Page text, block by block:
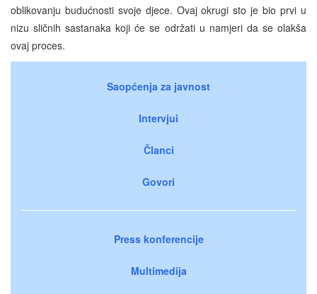
oblikovanju budućnosti svoje djece. Ovaj okrugi sto je bio prvi u
nizu sličnih sastanaka koji će se održati u namjeri da se olakša
ovaj proces.
Saopćenja za javnost
Intervjui
Članci
Govori
Press konferencije
Multimedija